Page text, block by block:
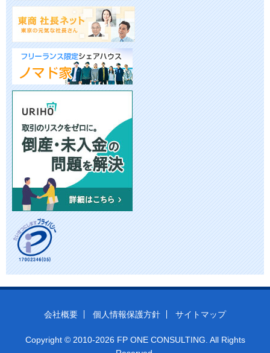
会社概要 個人情報保護方針 サイトマップ
Copyright © 2010-2026 FP ONE CONSULTING. All Rights